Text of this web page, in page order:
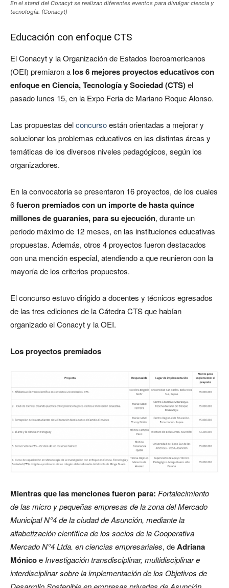
En el stand del Conacyt se realizan diferentes eventos para divulgar ciencia y
tecnología. (Conacyt)
Educación con enfoque CTS
El Conacyt y la Organización de Estados Iberoamericanos
(OEI) premiaron a los 6 mejores proyectos educativos con
enfoque en Ciencia, Tecnología y Sociedad (CTS)el
pasado lunes 15, en la Expo Feria de Mariano Roque Alonso.
Las propuestas delconcursoestán orientadas a mejorar y
solucionar los problemas educativos en las distintas áreas y
temáticas de los diversos niveles pedagógicos, según los
organizadores.
En la convocatoria se presentaron 16 proyectos, de los cuales
6fueron premiados con un importe de hasta quince
millones de guaraníes, para su ejecución, durante un
periodo máximo de 12 meses, en las instituciones educativas
propuestas. Además, otros 4 proyectos fueron destacados
con una mención especial, atendiendo a que reunieron con la
mayoría de los criterios propuestos.
El concurso estuvo dirigido a docentes y técnicos egresados
de las tres ediciones de la Cátedra CTS que habían
organizado el Conacyt y la OEI.
Los proyectos premiados
Mientras que las menciones fueron para: Fortalecimiento
de las micro y pequeñas empresas de la zona del Mercado
Municipal N°4 de la ciudad de Asunción, mediante la
alfabetización científica de los socios de la Cooperativa
Mercado N°4 Ltda. en ciencias empresariales, deAdriana
Mónicoe Investigación transdisciplinar, multidisciplinar e
interdisciplinar sobre la implementación de los Objetivos de